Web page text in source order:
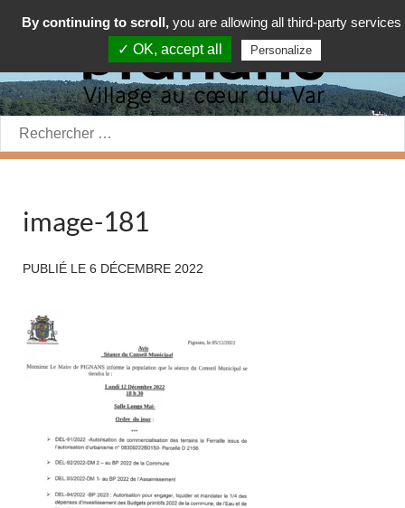
Rechercher:
image-181
PUBLIÉ LE 6 DÉCEMBRE 2022
By continuing to scroll, you are allowing all third-party services
✓ OK, accept all
Personalize